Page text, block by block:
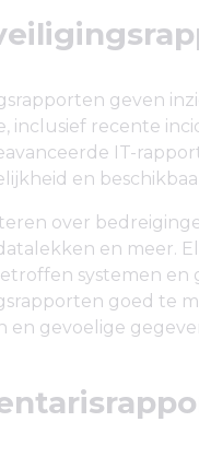
geven
inclusief recente
IT-
en
over
en meer.
systemen en
goed te
en gevoelige